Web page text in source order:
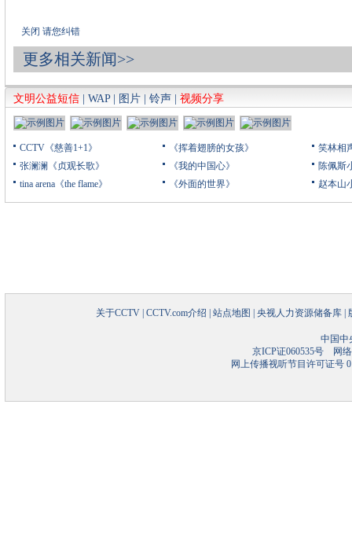
关闭 请您纠错
更多相关新闻>>
文明公益短信 WAP| 图片 铃声 视频分享
CCTV《慈善1+1》
张澜澜《贞观长歌》
tina arena《the flame》
《挥着翅膀的女孩》
《我的中国心》
《外面的世界》
笑林相
陈佩斯
赵本山
关于CCTV CCTV.com介绍 站点地图 央视人力资源储备库
中国中
京ICP证060535号网络
网上传播视听节目许可证号